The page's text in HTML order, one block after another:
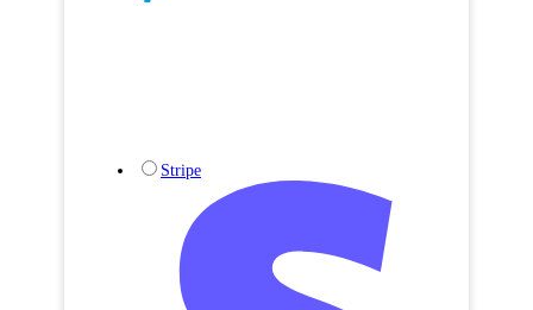
Stripe